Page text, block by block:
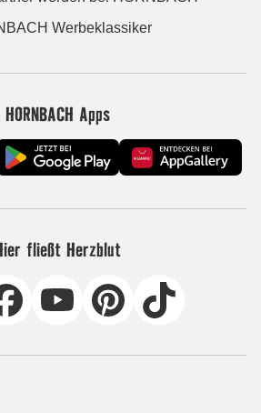
Werbeklassiker
HORNBACH Apps
fließt Herzblut